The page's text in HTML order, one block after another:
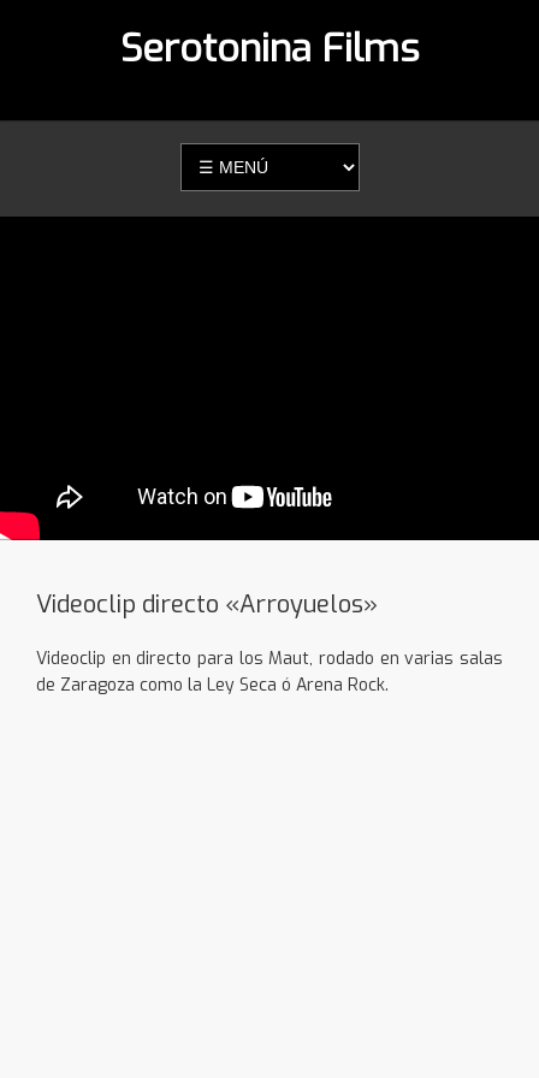
Serotonina Films
Videoclip directo «Arroyuelos»
Videoclip en directo para los Maut, rodado en varias salas
de Zaragoza como la Ley Seca ó Arena Rock.